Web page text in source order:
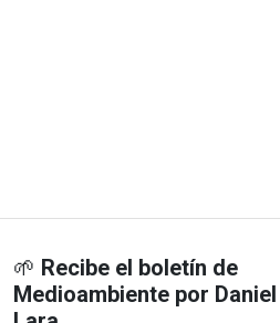
🌱 Recibe el boletín de
Medioambiente por Daniel